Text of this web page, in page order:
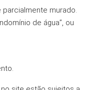
murado.
de água”, ou